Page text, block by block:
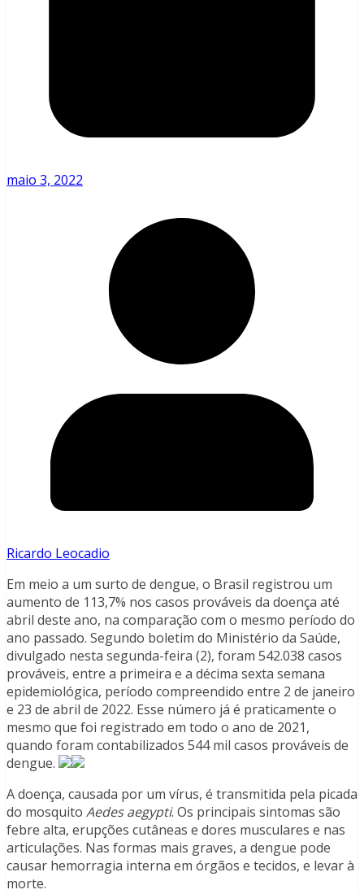
maio 3, 2022
Ricardo Leocadio
Em meio a um surto de dengue, o Brasil registrou um
aumento de 113,7% nos casos prováveis da doença até
abril deste ano, na comparação com o mesmo período do
ano passado. Segundo boletim do Ministério da Saúde,
divulgado nesta segunda-feira (2), foram 542.038 casos
prováveis, entre a primeira e a décima sexta semana
epidemiológica, período compreendido entre 2 de janeiro
e 23 de abril de 2022. Esse número já é praticamente o
mesmo que foi registrado em todo o ano de 2021,
quando foram contabilizados 544 mil casos prováveis de
dengue.
A doença, causada por um vírus, é transmitida pela picada
do mosquito Aedes aegypti. Os principais sintomas são
febre alta, erupções cutâneas e dores musculares e nas
articulações. Nas formas mais graves, a dengue pode
causar hemorragia interna em órgãos e tecidos, e levar à
morte.